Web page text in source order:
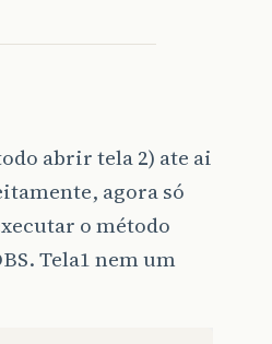
abrir tela 2) ate ai
agora só
o método
Tela1 nem um